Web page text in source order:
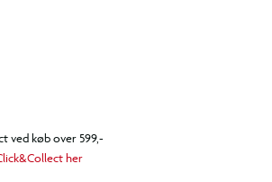
ved køb over 599,-
her